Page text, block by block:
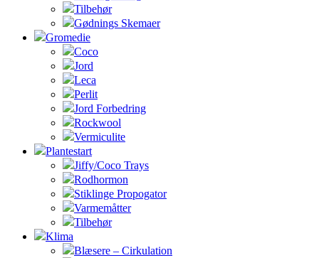
Tilbehør
Gødnings Skemaer
Gromedie
Coco
Jord
Leca
Perlit
Jord Forbedring
Rockwool
Vermiculite
Plantestart
Jiffy/Coco Trays
Rodhormon
Stiklinge Propogator
Varmemåtter
Tilbehør
Klima
Blæsere – Cirkulation